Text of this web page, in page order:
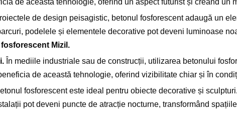
de această tehnologie, oferind un aspect futurist și creând un
de design peisagistic, betonul fosforescent adaugă un
podelele și elementele decorative pot deveni luminoase
fosforescent Mizil.
În mediile industriale sau de construcții, utilizarea betonului
de această tehnologie, oferind vizibilitate chiar și în
fosforescent este ideal pentru obiecte decorative și
pot deveni puncte de atracție nocturne, transformând